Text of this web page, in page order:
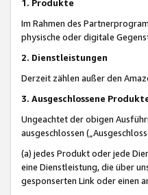
1. Produkte
Im Rahmen des
physische oder digitale
2. Dienstleistungen
Derzeit zählen außer den
3. Ausgeschlossene
Ungeachtet der obigen
ausgeschlossen
(a) jedes Produkt oder jede
eine Dienstleistung, die über
gesponserten Link oder einen